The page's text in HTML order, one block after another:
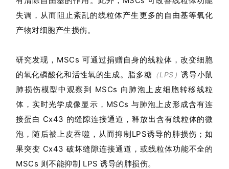
首
页
失调，从而阻止紊乱的线粒体产生更多的自由基等氧化
产物对细胞产生损伤。
研究发现，MSCs 可通过捐赠自身的线粒体，改变细胞
的氧化磷酸化和活性氧的生成。脂多糖 （LPS）诱导小鼠
肺损伤模型中观察到 MSCs 向肺泡上皮细胞转移线粒
体，实时光学成像显示，MSCs 与肺泡上皮形成含有连
接蛋白 Cx43 的缝隙连接通道，释放出含有线粒体的微
泡，随后被上皮吞噬，从而抑制LPS诱导的肺损伤；如
果突变 Cx43 破坏缝隙连接通道，或线粒体功能不全的
MSCs 则不能抑制 LPS 诱导的肺损伤。